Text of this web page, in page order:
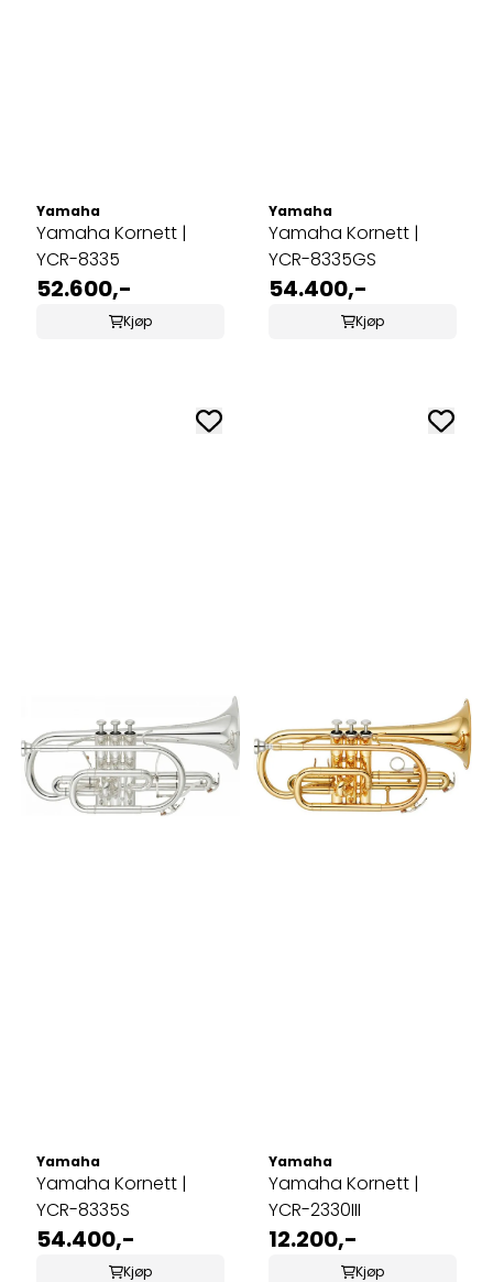
Yamaha
Yamaha Kornett |
YCR-8335
52.600,-
Kjøp
Yamaha
Yamaha Kornett |
YCR-8335GS
54.400,-
Kjøp
Yamaha
Yamaha Kornett |
YCR-8335S
54.400,-
Kjøp
Yamaha
Yamaha Kornett |
YCR-2330III
12.200,-
Kjøp